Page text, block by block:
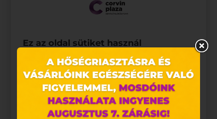
Ez az oldal sütiket használ
Weboldalunkon „cookie"-kat (továbbiakban „süti")
alkalmazunk. Ezek olyan fájlok, melyek információt
tárolnak webes böngészőjében. Ehhez az Ön
hozzájárulása szükséges.
A „sütiket" az elektronikus hírközlésről szóló 2003.